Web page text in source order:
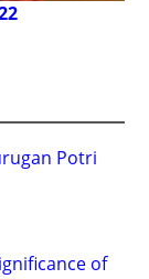
Potri
of